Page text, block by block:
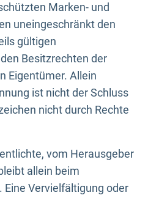
Marken- und
uneingeschränkt den
gültigen
Besitzrechten der
Eigentümer. Allein
ist nicht der Schluss
nicht durch Rechte
vom Herausgeber
allein beim
Eine Vervielfältigung oder